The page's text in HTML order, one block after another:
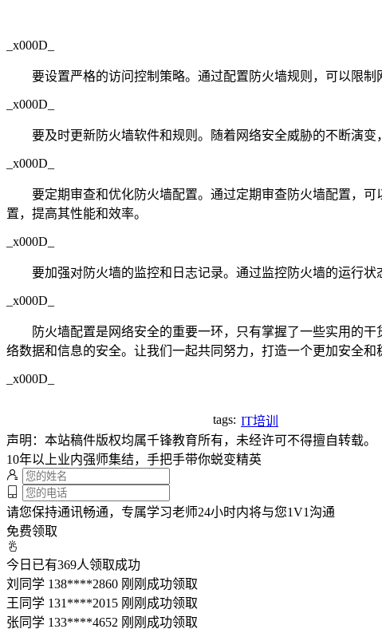
_x000D_
要设置严格的访问控制策略。通过配置防火墙规则，可以限
_x000D_
要及时更新防火墙软件和规则。随着网络安全威胁的不断演
_x000D_
要定期审查和优化防火墙配置。通过定期审查防火墙配置，
置，提高其性能和效率。
_x000D_
要加强对防火墙的监控和日志记录。通过监控防火墙的运行
_x000D_
防火墙配置是网络安全的重要一环，只有掌握了一些实用的
络数据和信息的安全。让我们一起共同努力，打造一个更加安全和
_x000D_
tags: IT培训
声明：本站稿件版权均属千锋教育所有，未经许可不得擅自转载。
10年以上业内强师集结，手把手带你蜕变精英
请您保持通讯畅通，专属学习老师24小时内将与您1V1沟通
免费领取
今日已有369人领取成功
刘同学 138****2860 刚刚成功领取
王同学 131****2015 刚刚成功领取
张同学 133****4652 刚刚成功领取